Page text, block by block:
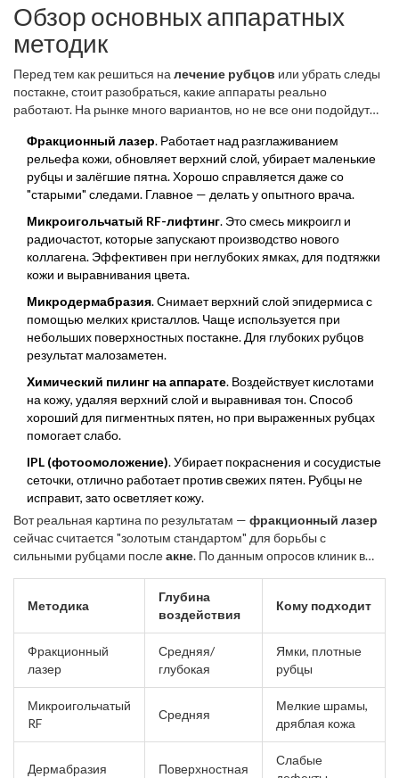
Обзор основных аппаратных
методик
Перед тем как решиться на лечение рубцов или убрать следы
постакне, стоит разобраться, какие аппараты реально
работают. На рынке много вариантов, но не все они подойдут
Фракционный лазер. Работает над разглаживанием
рельефа кожи, обновляет верхний слой, убирает маленькие
рубцы и залёгшие пятна. Хорошо справляется даже со
"старыми" следами. Главное — делать у опытного врача.
Микроигольчатый RF-лифтинг. Это смесь микроигл и
радиочастот, которые запускают производство нового
коллагена. Эффективен при неглубоких ямках, для подтяжки
кожи и выравнивания цвета.
Микродермабразия. Снимает верхний слой эпидермиса с
помощью мелких кристаллов. Чаще используется при
небольших поверхностных постакне. Для глубоких рубцов
результат малозаметен.
Химический пилинг на аппарате. Воздействует кислотами
на кожу, удаляя верхний слой и выравнивая тон. Способ
хороший для пигментных пятен, но при выраженных рубцах
помогает слабо.
IPL (фотоомоложение). Убирает покраснения и сосудистые
сеточки, отлично работает против свежих пятен. Рубцы не
исправит, зато осветляет кожу.
Вот реальная картина по результатам — фракционный лазер
сейчас считается "золотым стандартом" для борьбы с
сильными рубцами послеакне. По данным опросов клиник в
Методика
Глубина
воздействия
Кому подходит
Фракционный
лазер
Средняя/
глубокая
Ямки, плотные
рубцы
Микроигольчатый
RF
Средняя
Мелкие шрамы,
дряблая кожа
Дермабразия Поверхностная
Слабые